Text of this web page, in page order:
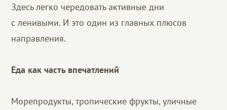
Здесь легко чередовать активные дни
с ленивыми. И это один из главных плюсов
направления.
Еда как часть впечатлений
Морепродукты, тропические фрукты, уличные